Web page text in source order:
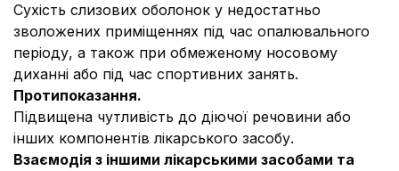
Сухість слизових оболонок у недостатньо
зволожених приміщеннях під час опалювального
періоду, а також при обмеженому носовому
диханні або під час спортивних занять.
Протипоказання.
Підвищена чутливість до діючої речовини або
інших компонентів лікарського засобу.
Взаємодія з іншими лікарськими засобами та